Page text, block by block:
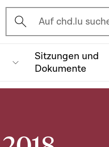
Ouvrir l'écran de
Auf chd.lu
Sitzungen und
Dokumente